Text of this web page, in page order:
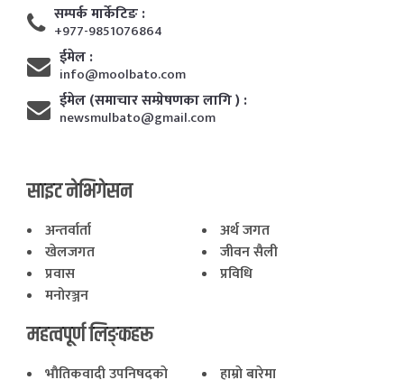
सम्पर्क मार्केटिङ :
+977-9851076864
ईमेल :
info@moolbato.com
ईमेल (समाचार सम्प्रेषणका लागि ) :
newsmulbato@gmail.com
साइट नेभिगेसन
अन्तर्वार्ता
अर्थ जगत
खेलजगत
जीवन सैली
प्रवास
प्रविधि
मनोरञ्जन
महत्वपूर्ण लिङ्कहरू
भाैतिकवादी उपनिषद्काे
हाम्राे बारेमा